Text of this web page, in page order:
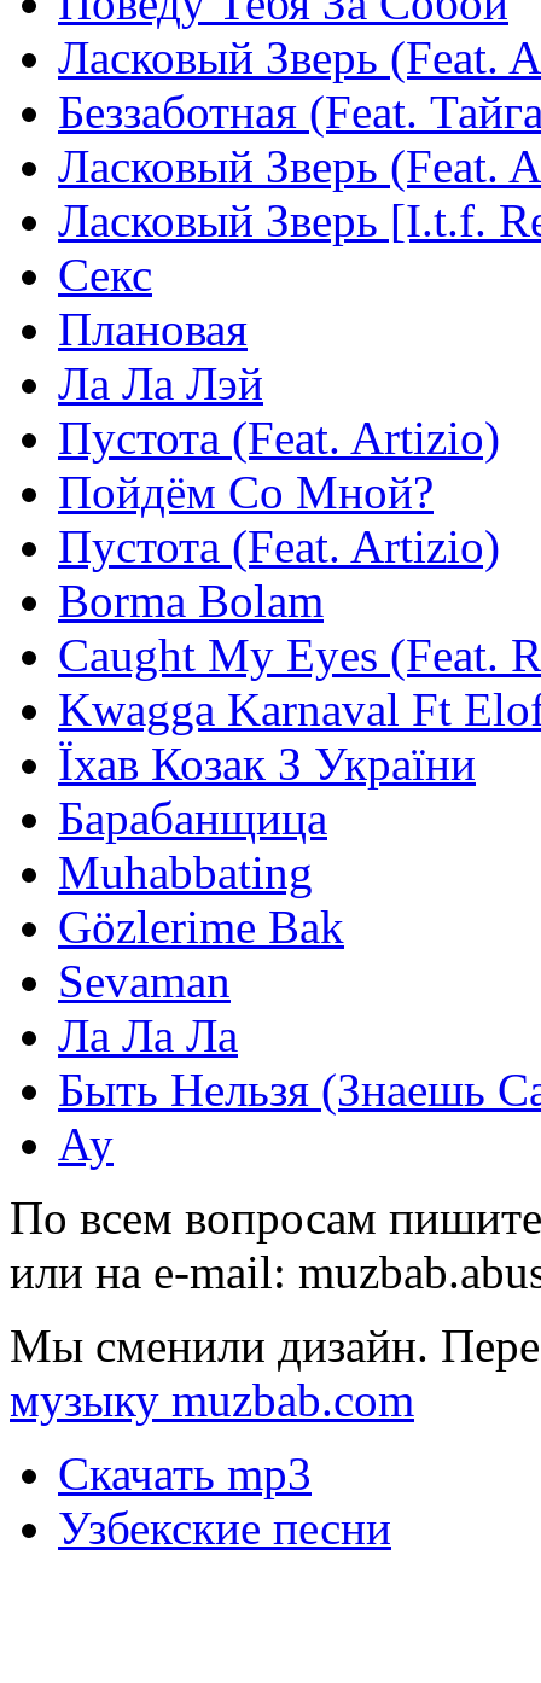
Ласковый Зверь (Feat.
Беззаботная (Feat.
Ласковый Зверь (Feat.
Ласковый Зверь [I.t.f.
Секс
Плановая
Ла Ла Лэй
Пустота (Feat. Artizio)
Пойдём Со Мной?
Пустота (Feat. Artizio)
Borma Bolam
Caught My Eyes (Feat.
Kwagga Karnaval Ft
Їхав Козак З України
Барабанщица
Muhabbating
Gözlerime Bak
Sevaman
Ла Ла Ла
Быть Нельзя (Знаешь
Ау
По всем вопросам
или на e-mail:
Мы сменили дизайн.
музыку muzbab.com
Скачать mp3
Узбекские песни